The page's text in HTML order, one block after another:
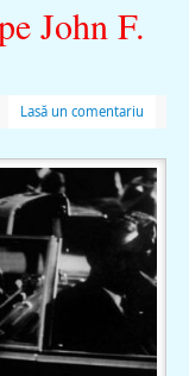
John F.
Lasă un comentariu